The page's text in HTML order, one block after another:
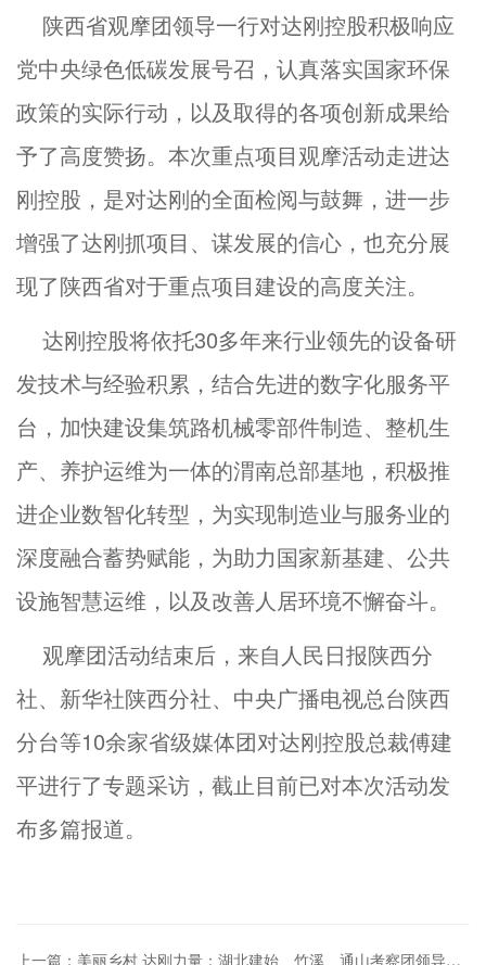
陕西省观摩团领导一行对达刚控股积极响应
党中央绿色低碳发展号召，认真落实国家环保
政策的实际行动，以及取得的各项创新成果给
予了高度赞扬。本次重点项目观摩活动走进达
刚控股，是对达刚的全面检阅与鼓舞，进一步
增强了达刚抓项目、谋发展的信心，也充分展
现了陕西省对于重点项目建设的高度关注。
达刚控股将依托30多年来行业领先的设备研
发技术与经验积累，结合先进的数字化服务平
台，加快建设集筑路机械零部件制造、整机生
产、养护运维为一体的渭南总部基地，积极推
进企业数智化转型，为实现制造业与服务业的
深度融合蓄势赋能，为助力国家新基建、公共
设施智慧运维，以及改善人居环境不懈奋斗。
观摩团活动结束后，来自人民日报陕西分
社、新华社陕西分社、中央广播电视总台陕西
分台等10余家省级媒体团对达刚控股总裁傅建
平进行了专题采访，截止目前已对本次活动发
布多篇报道。
上一篇：美丽乡村 达刚力量：湖北建始、竹溪、通山考察团领导一行莅临达刚控股考察交流